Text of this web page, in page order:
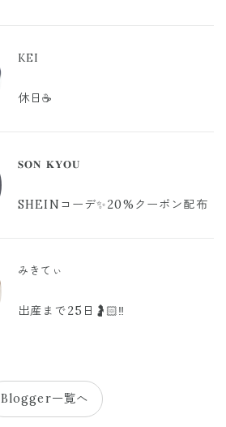
KEI
休日☕️
𝐒𝐎𝐍 𝐊𝐘𝐎𝐔
SHEINコーデ✨20%クーポン配布
みきてぃ
出産まで25日🤰🏻‼️
Blogger一覧へ